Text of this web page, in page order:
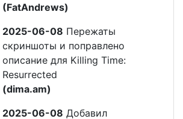
(FatAndrews)
2025-06-08 Пережаты
скриншоты и поправлено
описание для Killing Time:
Resurrected
(dima.am)
2025-06-08 Добавил